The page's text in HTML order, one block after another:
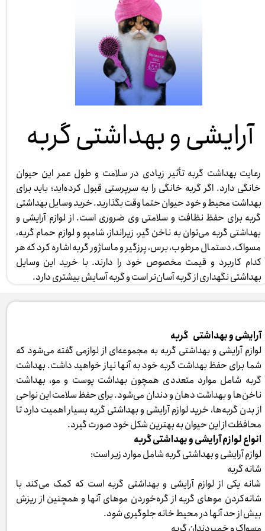
آرایشی و بهداشتی گربه
رعایت بهداشت گربه تأثیر زیادی در سلامت و طول عمر این حیوان
خانگی دارد. اگر گربه خانگی را به سرپرستی قبول کرده‌اید؛ باید برای
بهداشت محیط و خود حیوان حتما وقت بگذارید. خرید وسایل بهداشتی
گربه برای حفظ نظافت و سلامتی وی ضروری است. از لوازم آرایشی و
بهداشتی گربه می‌توان به ناخن گیر، زیرانداز، شامپو و لوازم حمام گربه،
مسواک، دستمال مرطوب، برس، پرزگیر و ماساژور گربه اشاره کرد که هر
کدام کاربرد و قیمت مخصوص خود را دارند. با خرید این وسایل
بهداشتی نگهداری از گربه آسان‌تر است و گربه آسایش بیشتری دارد. ​​​​​​​
آرایشی و بهداشتی گربه
لوازم آرایشی و بهداشتی گربه به مجموعه‌ای از لوازمی گفته می‌شود که
شما برای حفظ بهداشت گربه خود به آنها نیاز خواهید داشت. بهداشت
گربه شامل موارد متعددی همچون بهداشت پوست و مو، بهداشت
ناخن‌ها و بهداشت دهان و دندان می‌شود. برای حفظ سلامت این نواحی
از بدن گربه‌ها، خرید لوازم آرایشی و بهداشتی گربه بسیار اهمیت دارد تا
محافظت از این حیوان به بهترین شکل خود صورت گیرد.
انواع لوازم آرایشی و بهداشتی گربه
لوازم آرایشی و بهداشتی گربه شامل موارد زیر است:
شانه گربه
شانه یکی از لوازم آرایشی و بهداشتی گربه است که کمک می‌کند با
شانه‌کردن موهای گربه از گره‌خوردن موهای آنها و همچنین از ریزش
بیش از حد آنها در محیط خانه جلوگیری شود.